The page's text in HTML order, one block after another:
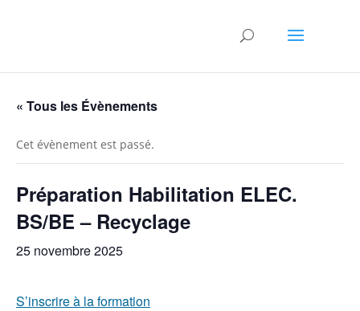
« Tous les Évènements
Cet évènement est passé.
Préparation Habilitation ELEC.
BS/BE – Recyclage
25 novembre 2025
S’inscrire à la formation